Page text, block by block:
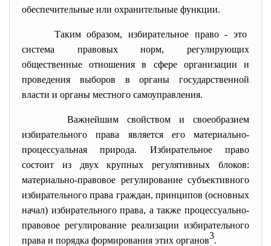
обеспечительные или охранительные функции.
Таким образом, избирательное право - это
система правовых норм, регулирующих
общественные отношения в сфере организации и
проведения выборов в органы государственной
власти и органы местного самоуправления.
Важнейшим свойством и своеобразием
избирательного права является его материально-
процессуальная природа. Избирательное право
состоит из двух крупных регулятивных блоков:
материально-правовое регулирование субъективного
избирательного права граждан, принципов (основных
начал) избирательного права, а также процессуально-
правовое регулирование реализации избирательного
права и порядка формирования этих органов3.